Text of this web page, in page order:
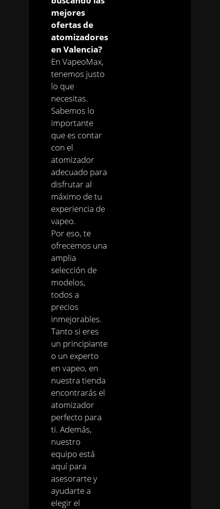
mejores
ofertas de
atomizadores
en Valencia?
En VapeoMax,
tenemos justo
lo que
necesitas.
Sabemos lo
importante
que es contar
con el
atomizador
adecuado para
disfrutar al
máximo de tu
experiencia de
vapeo.
Por eso, te
ofrecemos una
amplia
selección de
modelos,
todos a
precios
inmejorables.
Tanto si eres
un principiante
o un experto
en vapeo, en
nuestra tienda
encontrarás el
atomizador
perfecto para
ti. Además,
nuestro
equipo está
aquí para
asesorarte y
ayudarte a
elegir el